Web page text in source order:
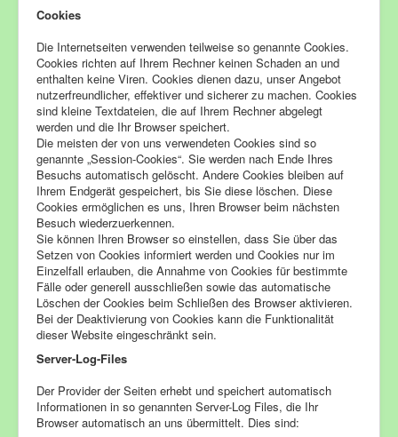
Cookies
Die Internetseiten verwenden teilweise so genannte Cookies.
Cookies richten auf Ihrem Rechner keinen Schaden an und
enthalten keine Viren. Cookies dienen dazu, unser Angebot
nutzerfreundlicher, effektiver und sicherer zu machen. Cookies
sind kleine Textdateien, die auf Ihrem Rechner abgelegt
werden und die Ihr Browser speichert.
Die meisten der von uns verwendeten Cookies sind so
genannte „Session-Cookies“. Sie werden nach Ende Ihres
Besuchs automatisch gelöscht. Andere Cookies bleiben auf
Ihrem Endgerät gespeichert, bis Sie diese löschen. Diese
Cookies ermöglichen es uns, Ihren Browser beim nächsten
Besuch wiederzuerkennen.
Sie können Ihren Browser so einstellen, dass Sie über das
Setzen von Cookies informiert werden und Cookies nur im
Einzelfall erlauben, die Annahme von Cookies für bestimmte
Fälle oder generell ausschließen sowie das automatische
Löschen der Cookies beim Schließen des Browser aktivieren.
Bei der Deaktivierung von Cookies kann die Funktionalität
dieser Website eingeschränkt sein.
Server-Log-Files
Der Provider der Seiten erhebt und speichert automatisch
Informationen in so genannten Server-Log Files, die Ihr
Browser automatisch an uns übermittelt. Dies sind: